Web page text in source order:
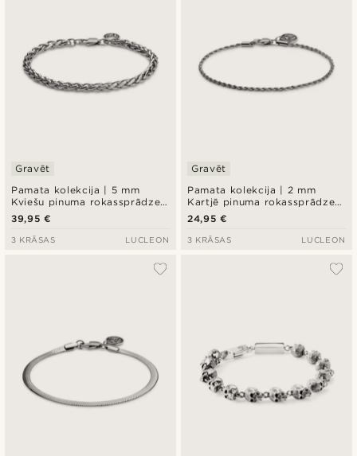
Pamata kolekcija | 5 mm
Kviešu pinuma rokassprādze
sudraba krāsā
Gravēt
39,95 €
3 KRĀSAS LUCLEON
Pamata kolekcija | 2 mm
Kartjē pinuma rokassprādze
sudraba krāsā
Gravēt
24,95 €
3 KRĀSAS LUCLEON